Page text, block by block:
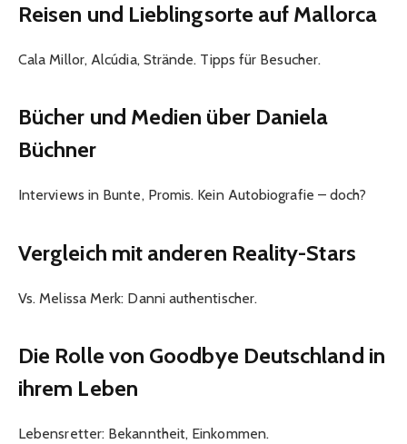
Reisen und Lieblingsorte auf Mallorca
Cala Millor, Alcúdia, Strände. Tipps für Besucher.
Bücher und Medien über Daniela
Büchner
Interviews in Bunte, Promis. Kein Autobiografie – doch?
Vergleich mit anderen Reality-Stars
Vs. Melissa Merk: Danni authentischer.
Die Rolle von Goodbye Deutschland in
ihrem Leben
Lebensretter: Bekanntheit, Einkommen.